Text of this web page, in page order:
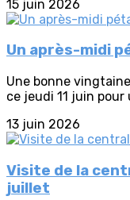
15 juin 2026
Un après-midi
Une bonne
ce jeudi 11 juin
13 juin 2026
Visite de la
juillet